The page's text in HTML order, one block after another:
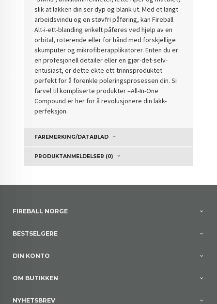
slik at lakken din ser dyp og blank ut. Med et langt
arbeidsvindu og en støvfri påføring, kan Fireball
Alt-i-ett-blanding enkelt påføres ved hjelp av en
orbital, roterende eller for hånd med forskjellige
skumputer og mikrofiberapplikatorer. Enten du er
en profesjonell detailer eller en gjør-det-selv-
entusiast, er dette ekte ett-trinnsproduktet
perfekt for å forenkle poleringsprosessen din. Si
farvel til kompliserte produkter –All-In-One
Compound er her for å revolusjonere din lakk-
perfeksjon.
FAREMERKING/DATABLAD
PRODUKTANMELDELSER (0)
FIREBALL NORGE
BESTSELGERE
DIN KONTO
OM BUTIKKEN
NYHETSBREV